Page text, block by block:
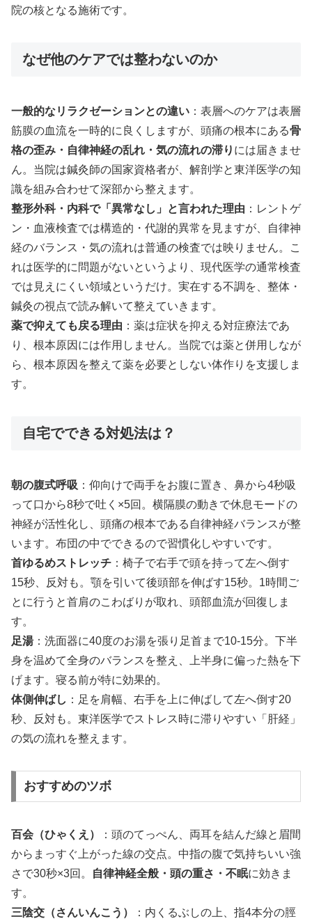
院の核となる施術です。
なぜ他のケアでは整わないのか
一般的なリラクゼーションとの違い ：表層へのケアは表層
筋膜の血流を一時的に良くしますが、頭痛の根本にある骨
格の歪み・自律神経の乱れ・気の流れの滞り には届きませ
ん。当院は鍼灸師の国家資格者が、解剖学と東洋医学の知
識を組み合わせて深部から整えます。
整形外科・内科で「異常なし」と言われた理由 ：レントゲ
ン・血液検査では構造的・代謝的異常を見ますが、自律神
経のバランス・気の流れは普通の検査では映りません。こ
れは医学的に問題がないというより、現代医学の通常検査
では見えにくい領域というだけ。実在する不調を、整体・
鍼灸の視点で読み解いて整えていきます。
薬で抑えても戻る理由 ：薬は症状を抑える対症療法であ
り、根本原因には作用しません。当院では薬と併用しなが
ら、根本原因を整えて薬を必要としない体作りを支援しま
す。
自宅でできる対処法は？
朝の腹式呼吸 ：仰向けで両手をお腹に置き、鼻から4秒吸
って口から8秒で吐く×5回。横隔膜の動きで休息モードの
神経が活性化し、頭痛の根本である自律神経バランスが整
います。布団の中でできるので習慣化しやすいです。
首ゆるめストレッチ ：椅子で右手で頭を持って左へ倒す
15秒、反対も。顎を引いて後頭部を伸ばす15秒。1時間ご
とに行うと首肩のこわばりが取れ、頭部血流が回復しま
す。
足湯：洗面器に40度のお湯を張り足首まで10-15分。下半
身を温めて全身のバランスを整え、上半身に偏った熱を下
げます。寝る前が特に効果的。
体側伸ばし ：足を肩幅、右手を上に伸ばして左へ倒す20
秒、反対も。東洋医学でストレス時に滞りやすい「肝経」
の気の流れを整えます。
おすすめのツボ
百会（ひゃくえ）
：頭のてっぺん、両耳を結んだ線と眉間
からまっすぐ上がった線の交点。中指の腹で気持ちいい強
さで30秒×3回。
自律神経全般・頭の重さ・不眠に効きま
す。
三陰交（さんいんこう）
：内くるぶしの上、指4本分の脛